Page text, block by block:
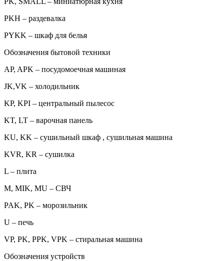
PKH – раздевалка
PYKK – шкаф для белья
Обозначения бытовой техники
AP, APK – посудомоечная машиная
JK,VK – холодильник
KP, KPI – центральный пылесос
KT, LT – варочная панель
KU, KK – сушильный шкаф , сушильная машина
KVR, KR – сушилка
L – плита
M, MIK, MU – СВЧ
PAK, PK – морозильник
U – печь
VP, PK, PPK, VPK – стиральная машина
Обозначения устройств